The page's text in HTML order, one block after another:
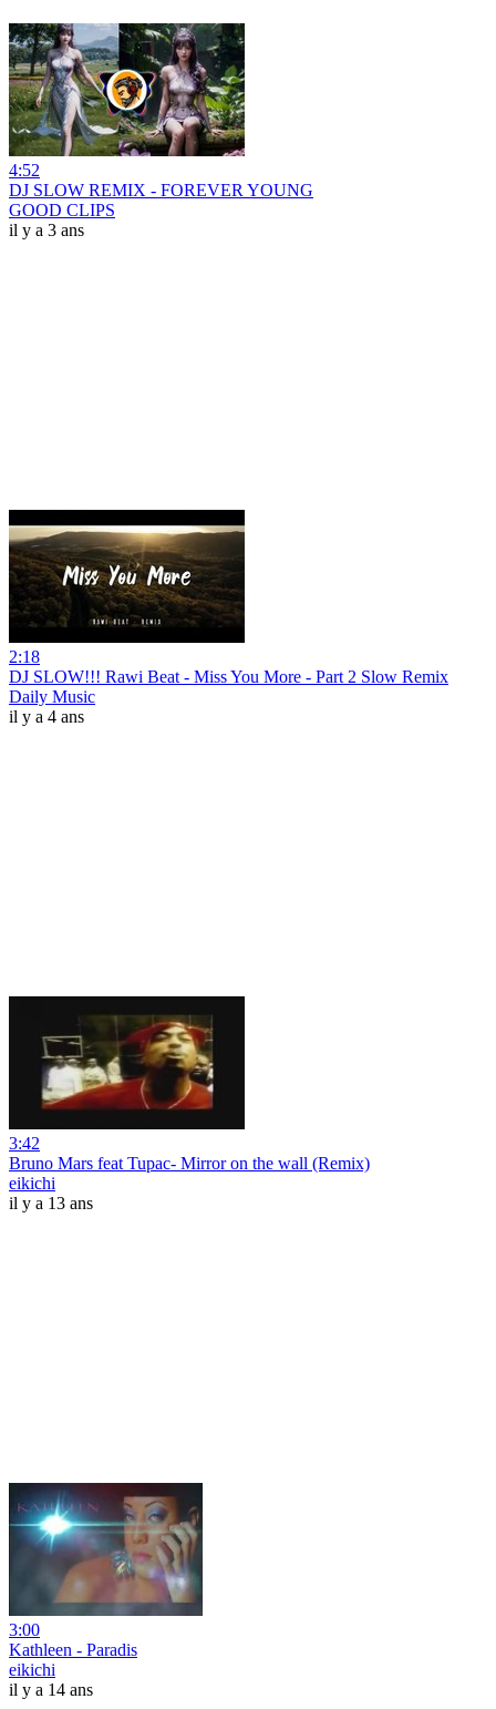
4:52
DJ SLOW REMIX - FOREVER YOUNG
GOOD CLIPS
il y a 3 ans
2:18
DJ SLOW!!! Rawi Beat - Miss You More - Part 2 Slow Remix
Daily Music
il y a 4 ans
3:42
Bruno Mars feat Tupac- Mirror on the wall (Remix)
eikichi
il y a 13 ans
3:00
Kathleen - Paradis
eikichi
il y a 14 ans